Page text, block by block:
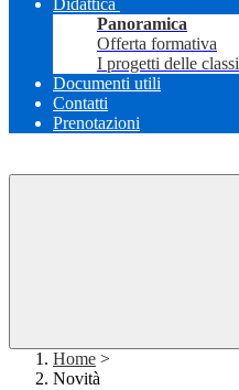
Didattica
Panoramica
Offerta formativa
I progetti delle classi
Documenti utili
Contatti
Prenotazioni
Home >
Novità